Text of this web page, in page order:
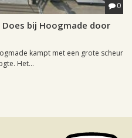
0
bij Hoogmade door
kampt met een grote scheur
Het...